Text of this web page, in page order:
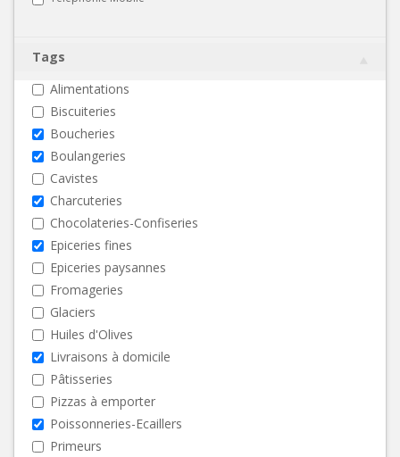
Tags
Alimentations
Biscuiteries
Boucheries
Boulangeries
Cavistes
Charcuteries
Chocolateries-Confiseries
Epiceries fines
Epiceries paysannes
Fromageries
Glaciers
Huiles d'Olives
Livraisons à domicile
Pâtisseries
Pizzas à emporter
Poissonneries-Ecaillers
Primeurs